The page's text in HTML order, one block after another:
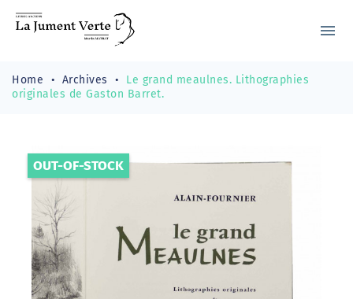
menu
Home Archives
Le grand meaulnes. Lithographies
originales de Gaston Barret.
OUT-OF-STOCK